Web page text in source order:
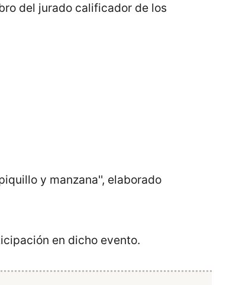
del jurado calificador de los
y manzana'', elaborado
en dicho evento.